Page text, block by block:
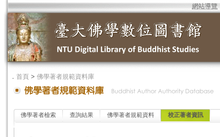
網站導覽
． 首頁 > 佛學著者規範資料庫
佛學著者檢索 查詢結果 佛學著者規範資料 校正著者資訊